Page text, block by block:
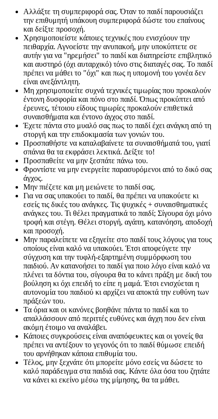
Αλλάξτε τη συμπεριφορά σας. Όταν το παιδί παρουσιάζει
την επιθυμητή υπάκουη συμπεριφορά δώστε του επαίνους
και δείξτε προσοχή.
Χρησιμοποιείστε κάποιες τεχνικές που ενισχύουν την
πειθαρχία. Αγνοείστε την ανυπακοή, μην υποκύπτετε σε
αυτήν για να "ηρεμήσει" το παιδί και διατηρείστε επιβλητικό
και αυστηρό (όχι αυταρχικό) τόνο στις διαταγές σας. Το παιδί
πρέπει να μάθει το "όχι" και πως η υπομονή του γονέα δεν
είναι ανεξάντλητη.
Μη χρησιμοποιείτε συχνά τεχνικές τιμωρίας που προκαλούν
έντονη δυσφορία και πόνο στο παιδί. Όπως προκύπτει από
έρευνες, τέτοιου είδους τιμωρίες προκαλούν επιθετικά
συναισθήματα και έντονο άγχος στο παιδί.
Έχετε πάντα στο μυαλό σας πως το παιδί έχει ανάγκη από τη
στοργή και την επιδοκιμασία των γονιών του.
Προσπαθήστε να καταλαβαίνετε τα συναισθήματά του, γιατί
σπάνια θα τα εκφράσει λεκτικά. Δείξτε το!
Προσπαθείτε να μην ξεσπάτε πάνω του.
Φροντίστε να μην ενεργείτε παρασυρόμενοι από το δικό σας
άγχος.
Μην πιέζετε και μη μειώνετε το παιδί σας.
Για να σας υπακούει το παιδί, θα πρέπει να υπακούετε κι
εσείς τις δικές του ανάγκες. Τις ψυχικές + συναισθηματικές
ανάγκες του. Τι θέλει πραγματικά το παιδί; Σίγουρα όχι μόνο
τροφή και στέγη. Θέλει στοργή, αγάπη, κατανόηση, αποδοχή
και προσοχή.
Μην παραλείπετε να εξηγείτε στο παιδί τους λόγους για τους
οποίους είναι καλό να υπακούει. Έτσι αποφεύγετε την
σύγχυση και την τυφλή-εξαρτημένη συμμόρφωση του
παιδιού. Αν κατανοήσει το παιδί για ποιο λόγο είναι καλό να
πλένει τα δόντια του, σίγουρα θα το κάνει πράξη με δική του
βούληση κι όχι επειδή το είπε η μαμά. Έτσι ενισχύεται η
αυτονομία του παιδιού κι αρχίζει να αποκτά την ευθύνη των
πράξεών του.
Τα όρια και οι κανόνες βοηθάνε πάντα το παιδί και το
απαλλάσσουν από περιττές ευθύνες και άγχη που δεν είναι
ακόμη έτοιμο να αναλάβει.
Κάποιες συγκρούσεις είναι αναπόφευκτες και οι γονείς θα
πρέπει να αντέξουν το γεγονός ότι το παιδί θύμωσε επειδή
του αρνήθηκαν κάποια επιθυμία του.
Τέλος, μην ξεχνάτε ότι μπορείτε μόνο εσείς να δώσετε το
καλό παράδειγμα στα παιδιά σας. Κάντε όλα όσα του ζητάτε
να κάνει κι εκείνο μέσω της μίμησης, θα τα μάθει.